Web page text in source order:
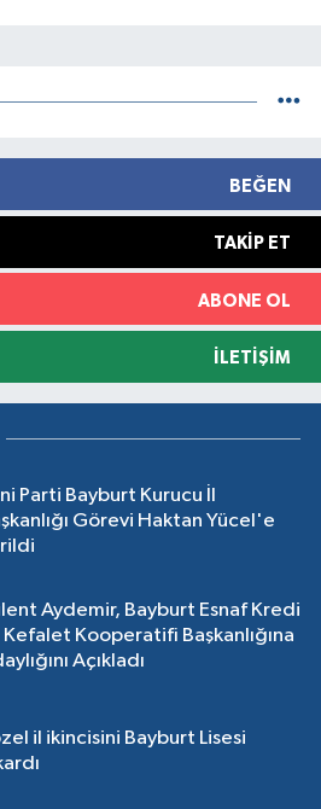
BEĞEN
TAKIP ET
ABONE OL
İLETIŞIM
Parti Bayburt Kurucu İl
Görevi Haktan Yücel'e
Aydemir, Bayburt Esnaf Kredi
Kefalet Kooperatifi Başkanlığına
Açıkladı
il ikincisini Bayburt Lisesi